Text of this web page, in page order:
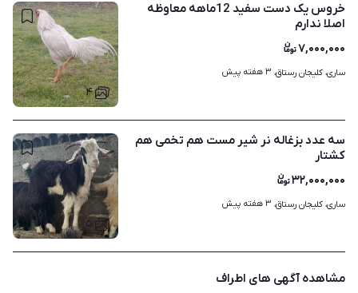
۴
خروس یک دست سفید 12ماهه معاوظه
اصلا ندارم
۷,۰۰۰,۰۰۰
ساری، کلیجان رستاق، ۳ هفته پیش
۵
سه عدد بزغاله نر شیر مست هم تخمی هم
کشتار
۳۲,۰۰۰,۰۰۰
ساری، کلیجان رستاق، ۳ هفته پیش
مشاهده آگهی های اطراف